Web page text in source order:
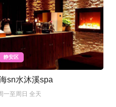
静安区
海sn水沐溪spa
一至周日 全天